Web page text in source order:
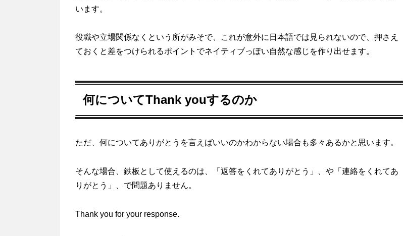
います。
役職や立場関係なくという所がみそで、これが意外に日本語では見られないので、押さえ
ておくと差をつけられるポイントでネイティブっぽい自然な感じを作り出せます。
何についてThank youするのか
ただ、何についてありがとうを言えばいいのかわからない場合も多々あるかと思います。
そんな場合、鉄板として使えるのは、「返答をくれてありがとう」、や「連絡をくれてあ
りがとう」、で問題ありません。
Thank you for your response.